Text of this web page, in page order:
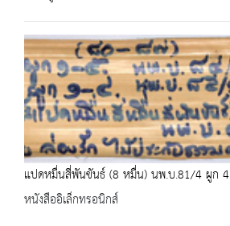
แปดหมื่นสี่พันขันธ์ (8 หมื่น) นพ.บ.81/4 ผูก 4
หนังสืออิเล็กทรอนิกส์